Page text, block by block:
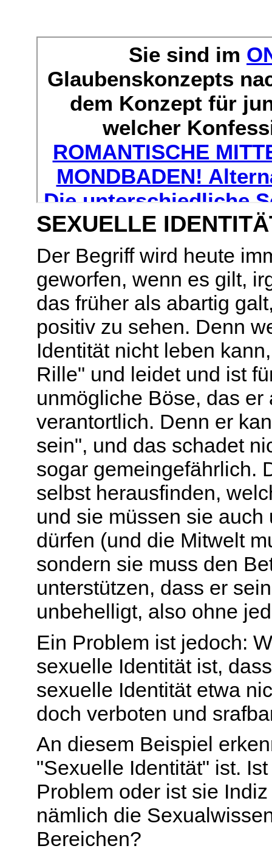
SEXUELLE
Der Begriff wird heute
geworfen, wenn es gilt,
das früher als abartig
positiv zu sehen. Denn
Identität nicht leben
Rille" und leidet und ist
unmögliche Böse, das
verantortlich. Denn er
sein", und das schadet
sogar gemeingefährlich.
selbst herausfinden,
und sie müssen sie
dürfen (und die Mitwelt
sondern sie muss den
unterstützen, dass er
unbehelligt, also ohne
Ein Problem ist jedoch:
sexuelle Identität ist,
sexuelle Identität etwa
doch verboten und
An diesem Beispiel
"Sexuelle Identität" ist.
Problem oder ist sie
nämlich die
Bereichen?